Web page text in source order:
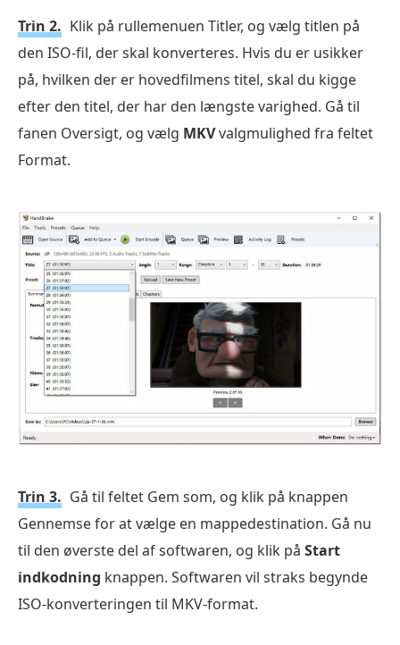
Trin 2. Klik på rullemenuen Titler, og vælg titlen på
den ISO-fil, der skal konverteres. Hvis du er usikker
på, hvilken der er hovedfilmens titel, skal du kigge
efter den titel, der har den længste varighed. Gå til
fanen Oversigt, og vælg MKVvalgmulighed fra feltet
Format.
Trin 3. Gå til feltet Gem som, og klik på knappen
Gennemse for at vælge en mappedestination. Gå nu
til den øverste del af softwaren, og klik på Start
indkodning knappen. Softwaren vil straks begynde
ISO-konverteringen til MKV-format.